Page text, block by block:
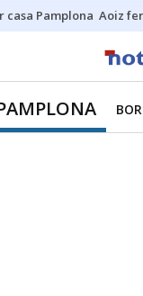
casa Pamplona Aoiz